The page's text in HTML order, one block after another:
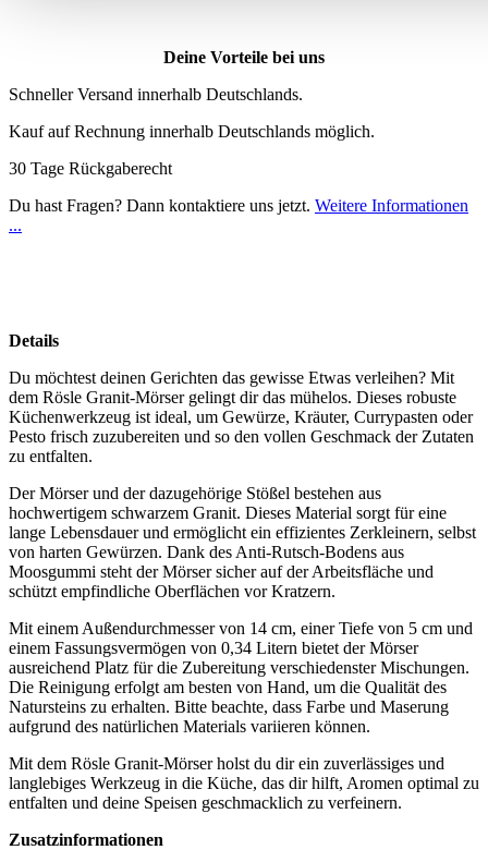
Deine Vorteile bei uns
Schneller Versand innerhalb Deutschlands.
Kauf auf Rechnung innerhalb Deutschlands möglich.
30 Tage Rückgaberecht
Du hast Fragen? Dann kontaktiere uns jetzt. Weitere Informationen
...
Details
Du möchtest deinen Gerichten das gewisse Etwas verleihen? Mit
dem Rösle Granit-Mörser gelingt dir das mühelos. Dieses robuste
Küchenwerkzeug ist ideal, um Gewürze, Kräuter, Currypasten oder
Pesto frisch zuzubereiten und so den vollen Geschmack der Zutaten
zu entfalten.
Der Mörser und der dazugehörige Stößel bestehen aus
hochwertigem schwarzem Granit. Dieses Material sorgt für eine
lange Lebensdauer und ermöglicht ein effizientes Zerkleinern, selbst
von harten Gewürzen. Dank des Anti-Rutsch-Bodens aus
Moosgummi steht der Mörser sicher auf der Arbeitsfläche und
schützt empfindliche Oberflächen vor Kratzern.
Mit einem Außendurchmesser von 14 cm, einer Tiefe von 5 cm und
einem Fassungsvermögen von 0,34 Litern bietet der Mörser
ausreichend Platz für die Zubereitung verschiedenster Mischungen.
Die Reinigung erfolgt am besten von Hand, um die Qualität des
Natursteins zu erhalten. Bitte beachte, dass Farbe und Maserung
aufgrund des natürlichen Materials variieren können.
Mit dem Rösle Granit-Mörser holst du dir ein zuverlässiges und
langlebiges Werkzeug in die Küche, das dir hilft, Aromen optimal zu
entfalten und deine Speisen geschmacklich zu verfeinern.
Zusatzinformationen